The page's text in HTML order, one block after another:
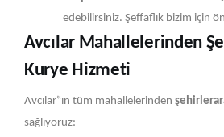
edebilirsiniz. Şeffaflık bizim için
Avcılar Mahallelerinden
Kurye Hizmeti
Avcılar‟ın tüm mahallelerinden
sağlıyoruz: